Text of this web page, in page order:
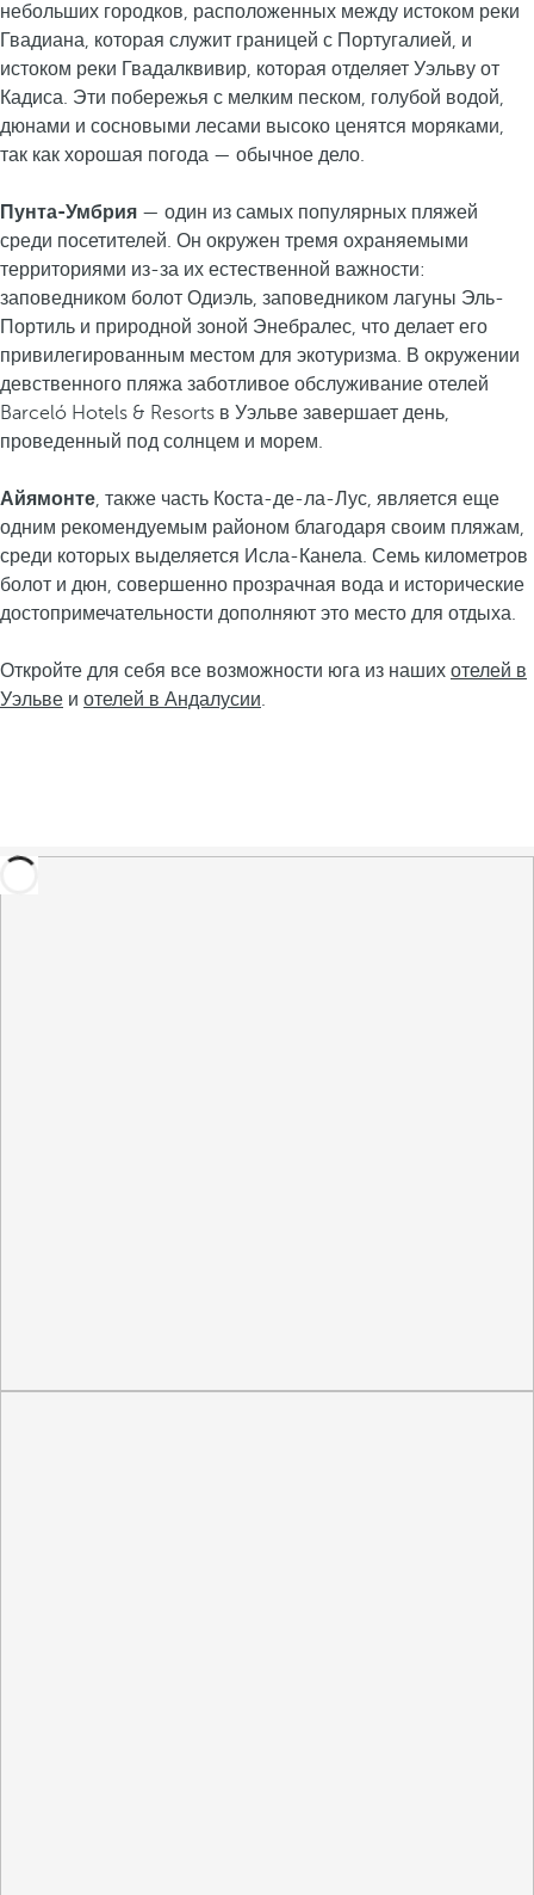
небольших городков, расположенных между истоком реки
Гвадиана, которая служит границей с Португалией, и
истоком реки Гвадалквивир, которая отделяет Уэльву от
Кадиса. Эти побережья с мелким песком, голубой водой,
дюнами и сосновыми лесами высоко ценятся моряками,
так как хорошая погода — обычное дело.
Пунта-Умбрия — один из самых популярных пляжей
среди посетителей. Он окружен тремя охраняемыми
территориями из-за их естественной важности:
заповедником болот Одиэль, заповедником лагуны Эль-
Портиль и природной зоной Энебралес, что делает его
привилегированным местом для экотуризма. В окружении
девственного пляжа заботливое обслуживание отелей
Barceló Hotels & Resorts в Уэльве завершает день,
проведенный под солнцем и морем.
Айямонте, также часть Коста-де-ла-Лус, является еще
одним рекомендуемым районом благодаря своим пляжам,
среди которых выделяется Исла-Канела. Семь километров
болот и дюн, совершенно прозрачная вода и исторические
достопримечательности дополняют это место для отдыха.
Откройте для себя все возможности юга из наших отелей в
Уэльве и отелей в Андалусии.